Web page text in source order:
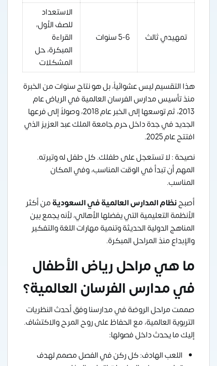
تمهيدي ثالث 5-6 سنوات
الاستعداد
للصف الأول،
القراءة
المبكرة، حل
المشكلات
هذا التقسيم ليس عشوائياً، بل هو نتاج سنوات من الخبرة
منذ تأسيس مدارس الفرسان العالمية في الرياض عام
2013، ثم توسعها إلى الخبر عام 2018، وصولاً إلى فرعها
الجديد في جدة داخل حرم جامعة الملك عبد العزيز الذي
افتتح عام 2025.
نصيحة : لا تستعجل على طفلك. كل طفل له وتيرته.
المهم أن تبدأ في الوقت المناسب، وفي المكان
المناسب.
أصبحنظام المدارس العالمية في السعوديةمن أكثر
الأنظمة التعليمية التي يفضلها الأهالي، لأنه يجمع بين
المناهج الدولية الحديثة وتنمية مهارات اللغة والتفكير
والإبداع منذ المراحل المبكرة.
ما هي مراحل رياض الأطفال
في مدارس الفرسان العالمية؟
صممت مراحل الروضة في مدارسنا وفق أحدث النظريات
التربوية العالمية، مع الحفاظ على روح المرح والاكتشاف.
إليك ما يحدث داخل فصولها:
اللعب الهادف: كل ركن في الفصل مصمم لهدف